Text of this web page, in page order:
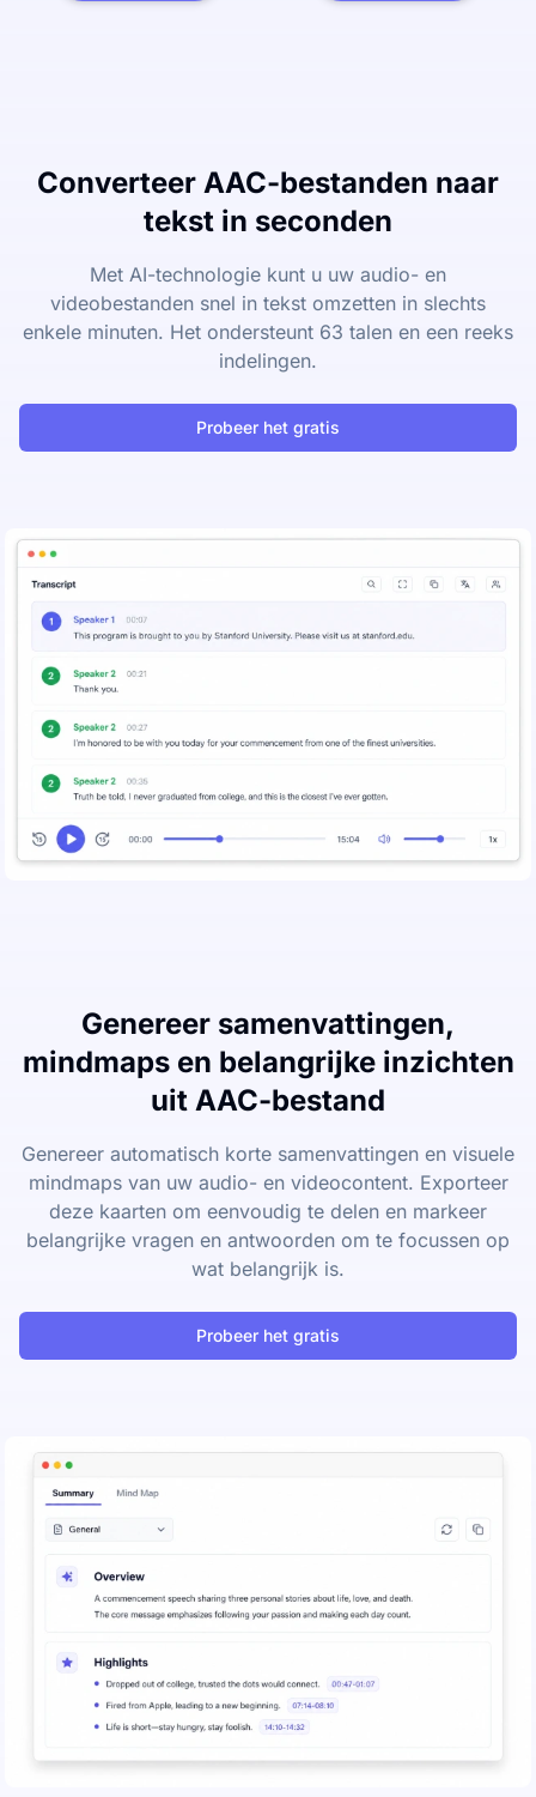
Converteer AAC-bestanden naar
tekst in seconden
Met AI-technologie kunt u uw audio- en
videobestanden snel in tekst omzetten in slechts
enkele minuten. Het ondersteunt 63 talen en een reeks
indelingen.
Probeer het gratis
Genereer samenvattingen,
mindmaps en belangrijke inzichten
uit AAC-bestand
Genereer automatisch korte samenvattingen en visuele
mindmaps van uw audio- en videocontent. Exporteer
deze kaarten om eenvoudig te delen en markeer
belangrijke vragen en antwoorden om te focussen op
wat belangrijk is.
Probeer het gratis